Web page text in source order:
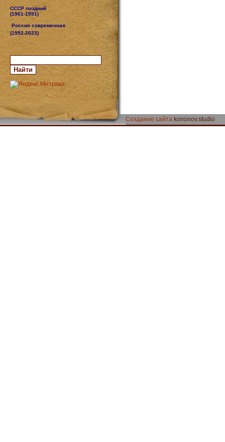
СССР поздний
(1961-1991)
Россия современная
(1992-2023)
Создание сайта kononov.studio